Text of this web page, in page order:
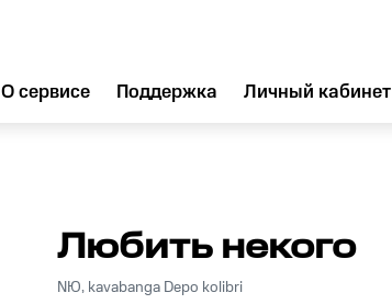
О сервисе Поддержка Личный кабинет
Любить некого
NЮ, kavabanga Depo kolibri